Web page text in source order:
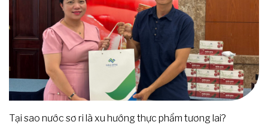
Tại sao nước sơ ri là xu hướng thực phẩm tương lai?